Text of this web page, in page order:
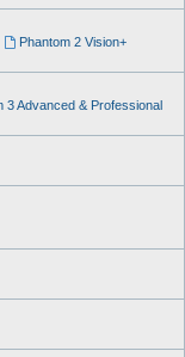
Phantom 2 Vision+
3 Advanced & Professional